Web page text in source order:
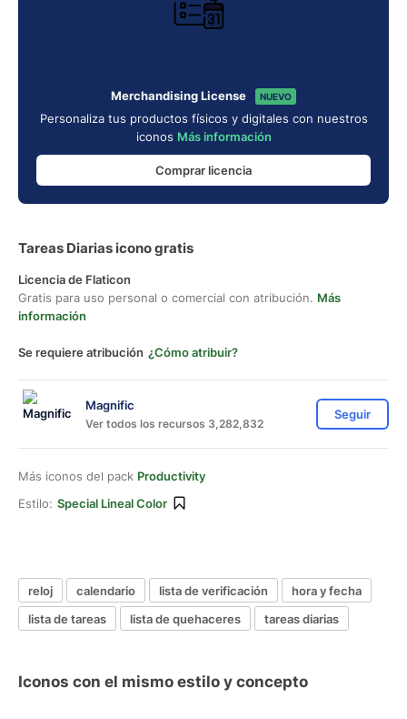
Merchandising License NUEVO
Personaliza tus productos físicos y digitales con nuestros
iconos Más información
Comprar licencia
Tareas Diarias icono gratis
Licencia de Flaticon
Gratis para uso personal o comercial con atribución. Más
información
Se requiere atribución ¿Cómo atribuir?
Magnific
Ver todos los recursos 3,282,832
Seguir
Más iconos del pack Productivity
Estilo: Special Lineal Color
reloj calendario lista de verificación
hora y fecha
lista de tareas
lista de quehaceres tareas diarias
Iconos con el mismo estilo y concepto